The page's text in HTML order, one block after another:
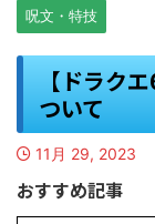
呪文・特技
【ドラク
ついて
11月 29, 2023
おすすめ記事